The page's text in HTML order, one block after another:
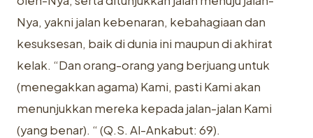
Nya, yakni jalan kebenaran, kebahagiaan dan
‎kesuksesan, baik di dunia ini maupun di akhirat
kelak. “Dan orang-orang yang ‎berjuang untuk
(menegakkan agama) Kami, pasti Kami akan
menunjukkan ‎mereka kepada jalan-jalan Kami
(yang benar). “ (Q.S. Al-Ankabut: 69)‎.